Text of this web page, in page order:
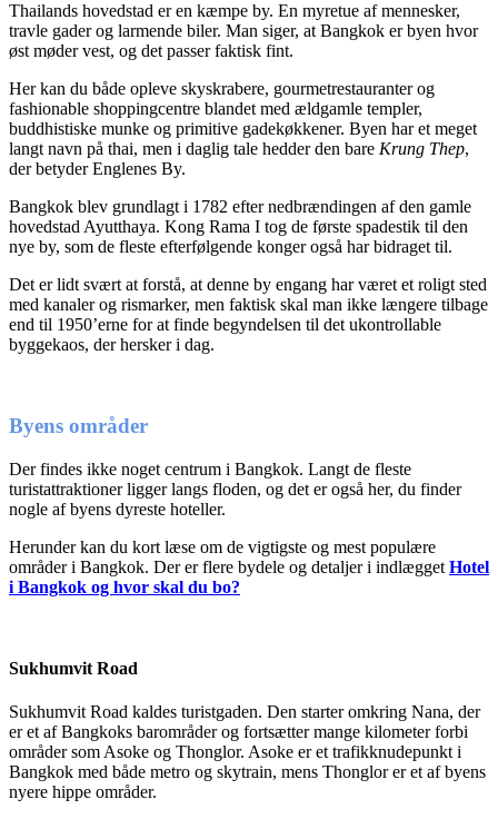
Thailands hovedstad er en kæmpe by. En myretue af mennesker,
travle gader og larmende biler. Man siger, at Bangkok er byen hvor
øst møder vest, og det passer faktisk fint.
Her kan du både opleve skyskrabere, gourmetrestauranter og
fashionable shoppingcentre blandet med ældgamle templer,
buddhistiske munke og primitive gadekøkkener. Byen har et meget
langt navn på thai, men i daglig tale hedder den bare Krung Thep,
der betyder Englenes By.
Bangkok blev grundlagt i 1782 efter nedbrændingen af den gamle
hovedstad Ayutthaya. Kong Rama I tog de første spadestik til den
nye by, som de fleste efterfølgende konger også har bidraget til.
Det er lidt svært at forstå, at denne by engang har været et roligt sted
med kanaler og rismarker, men faktisk skal man ikke længere tilbage
end til 1950’erne for at finde begyndelsen til det ukontrollable
byggekaos, der hersker i dag.
Byens områder
Der findes ikke noget centrum i Bangkok. Langt de fleste
turistattraktioner ligger langs floden, og det er også her, du finder
nogle af byens dyreste hoteller.
Herunder kan du kort læse om de vigtigste og mest populære
områder i Bangkok. Der er flere bydele og detaljer i indlægget Hotel
i Bangkok og hvor skal du bo?
Sukhumvit Road
Sukhumvit Road kaldes turistgaden. Den starter omkring Nana, der
er et af Bangkoks barområder og fortsætter mange kilometer forbi
områder som Asoke og Thonglor. Asoke er et trafikknudepunkt i
Bangkok med både metro og skytrain, mens Thonglor er et af byens
nyere hippe områder.